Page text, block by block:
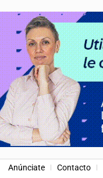
Anúnciate Contacto